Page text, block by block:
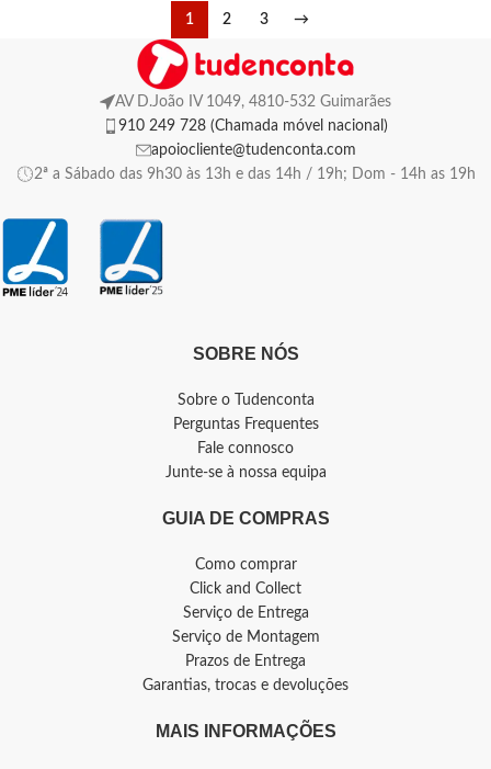
1 2 3 →
AV D.João IV 1049, 4810-532 Guimarães
910 249 728 (Chamada móvel nacional)
apoiocliente@tudenconta.com
2ª a Sábado das 9h30 às 13h e das 14h / 19h; Dom - 14h as 19h
SOBRE NÓS
Sobre o Tudenconta
Perguntas Frequentes
Fale connosco
Junte-se à nossa equipa
GUIA DE COMPRAS
Como comprar
Click and Collect
Serviço de Entrega
Serviço de Montagem
Prazos de Entrega
Garantias, trocas e devoluções
MAIS INFORMAÇÕES